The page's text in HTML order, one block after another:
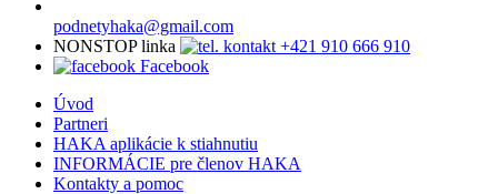
podnetyhaka@gmail.com
NONSTOP linka
+421 910 666 910
Facebook
Úvod
Partneri
HAKA aplikácie k stiahnutiu
INFORMÁCIE pre členov HAKA
Kontakty a pomoc